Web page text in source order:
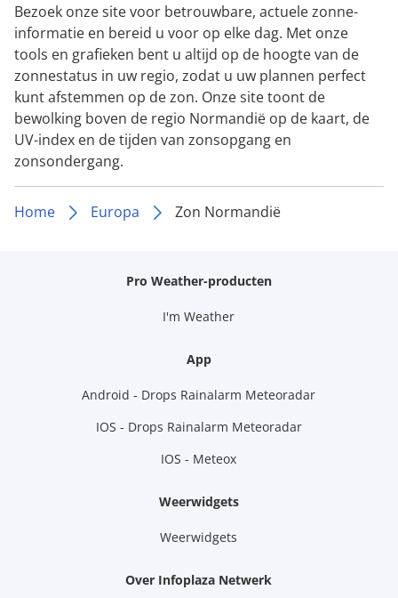
Bezoek onze site voor betrouwbare, actuele zonne-
informatie en bereid u voor op elke dag. Met onze
tools en grafieken bent u altijd op de hoogte van de
zonnestatus in uw regio, zodat u uw plannen perfect
kunt afstemmen op de zon. Onze site toont de
bewolking boven de regio Normandië op de kaart, de
UV-index en de tijden van zonsopgang en
zonsondergang.
Home Europa Zon Normandië
Pro Weather-producten
I'm Weather
App
Android - Drops Rainalarm Meteoradar
IOS - Drops Rainalarm Meteoradar
IOS - Meteox
Weerwidgets
Weerwidgets
Over Infoplaza Netwerk